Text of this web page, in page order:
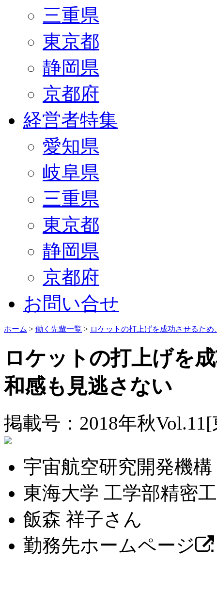
三重県
東京都
静岡県
京都府
経営者特集
愛知県
岐阜県
三重県
東京都
静岡県
京都府
お問い合せ
ホーム > 働く先輩一覧 > ロケットの打上げを成功させるた
ロケットの打上げを
和感も見逃さない
掲載号：2018年秋
宇宙航空研究開発機
東海大学 工学部精密
飯森 祥子さん
勤務先ホームページ